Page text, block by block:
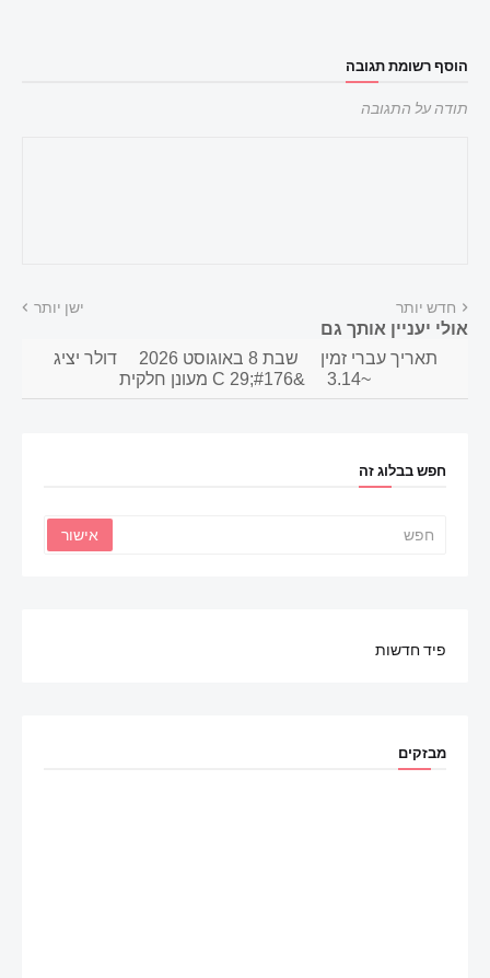
הוסף רשומת תגובה
תודה על התגובה
חדש יותר ישן יותר
אולי יעניין אותך גם
תאריך עברי זמין שבת 8 באוגוסט 2026
דולר יציג
~3.14
&#176;C 29 מעונן חלקית
חפש בבלוג זה
פיד חדשות
מבזקים